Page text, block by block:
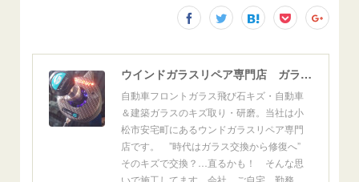
ウインドガラスリペア専門店 ガラスリペア・ヨシダ グラスウェルドジャパン 正規施工店 小松市
自動車フロントガラス飛び石キズ・自動車
＆建築ガラスのキズ取り・研磨。当社は小
松市安宅町にあるウンドガラスリペア専門
店です。 ”時代はガラス交換から修復へ”
そのキズで交換？…直るかも！ そんな思
いで施工してます。会社、ご自宅、勤務